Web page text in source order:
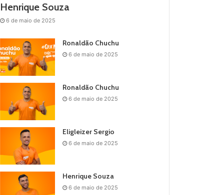
Henrique Souza
6 de maio de 2025
Ronaldão Chuchu
6 de maio de 2025
Ronaldão Chuchu
6 de maio de 2025
Eligleizer Sergio
6 de maio de 2025
Henrique Souza
6 de maio de 2025